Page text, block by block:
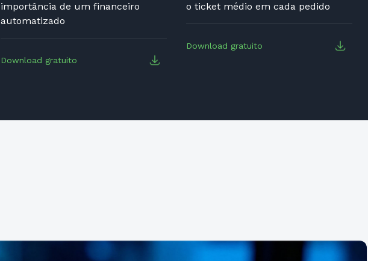
importância de um financeiro
automatizado
Download gratuito
o ticket médio em cada pedido
Download gratuito